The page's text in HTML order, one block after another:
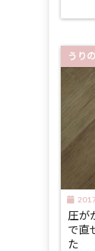
うり
圧が
で直
た